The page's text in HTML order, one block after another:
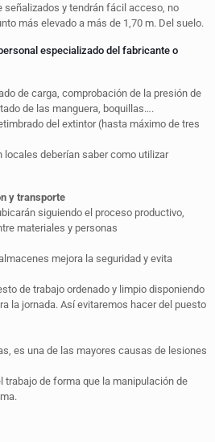
señalizados y tendrán fácil acceso, no
más elevado a más de 1,70 m. Del suelo.
especializado del fabricante o
de carga, comprobación de la presión de
de las manguera, boquillas….
del extintor (hasta máximo de tres
locales deberían saber como utilizar
y transporte
siguiendo el proceso productivo,
materiales y personas
mejora la seguridad y evita
de trabajo ordenado y limpio disponiendo
la jornada. Así evitaremos hacer del puesto
es una de las mayores causas de lesiones
trabajo de forma que la manipulación de